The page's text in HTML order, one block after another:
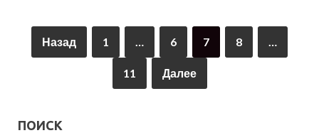
Назад 1 6 7 8
11 Далее
ПОИСК